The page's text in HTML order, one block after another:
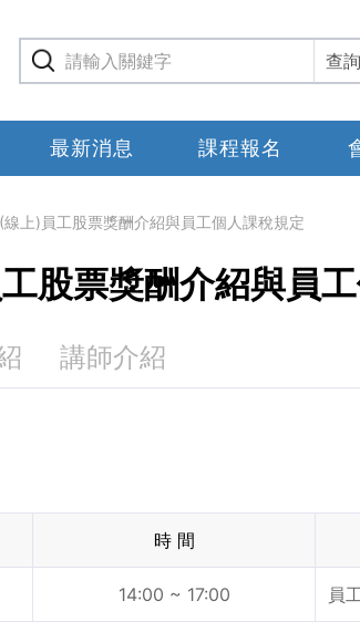
查詢
最新消息 課程報名
線上)員工股票獎酬介紹與員工個人課稅規定
股票獎酬介紹與員
講師介紹
時 間
14:00 ~ 17:00 員